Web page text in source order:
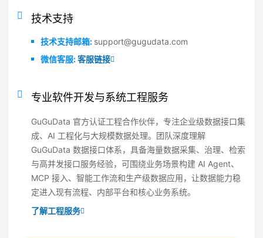
技术支持
技术支持邮箱: support@gugudata.com
微信客服:客服链接
专业软件开发与系统工程服务
GuGuData 官方认证工程合作伙伴，专注企业级数据接口集
成、AI 工程化与大规模数据处理。团队深度理解
GuGuData 数据接口体系，具备海量数据采集、治理、检索
与高并发接口服务经验，可围绕业务场景构建 AI Agent、
MCP 接入、智能工作流和生产级数据应用，让数据能力稳
定进入现有流程、内部平台和核心业务系统。
了解工程服务